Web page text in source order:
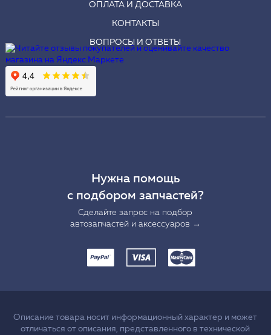
ОПЛАТА И ДОСТАВКА
КОНТАКТЫ
ВОПРОСЫ И ОТВЕТЫ
Нужна помощь
с подбором запчастей?
Сделайте запрос на подбор
автозапчастей и аксессуаров →
Описание товара носит информационный характер и может
отличаться от описания, представленного в технической